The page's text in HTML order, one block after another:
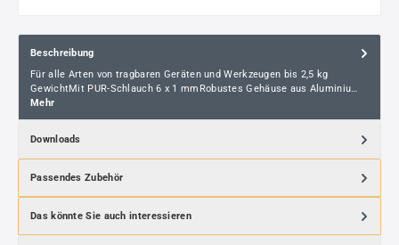
Beschreibung
Für alle Arten von tragbaren Geräten und Werkzeugen bis 2,5 kg
GewichtMit PUR-Schlauch 6 x 1 mmRobustes Gehäuse aus Aluminiu…
Mehr
Downloads
Passendes Zubehör
Das könnte Sie auch interessieren